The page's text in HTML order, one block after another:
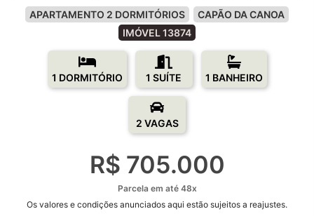
APARTAMENTO 2 DORMITÓRIOS
CAPÃO DA CANOA
IMÓVEL 13874
1 DORMITÓRIO 1 SUÍTE 1 BANHEIRO
2 VAGAS
R$ 705.000
Parcela em até 48x
Os valores e condições anunciados aqui estão sujeitos a reajustes.